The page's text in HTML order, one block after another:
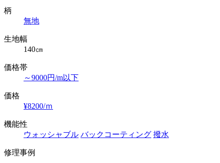
柄
無地
生地幅
140㎝
価格帯
～9000円/m以下
価格
¥8200/ｍ
機能性
ウォッシャブル バックコーティング 撥水
修理事例